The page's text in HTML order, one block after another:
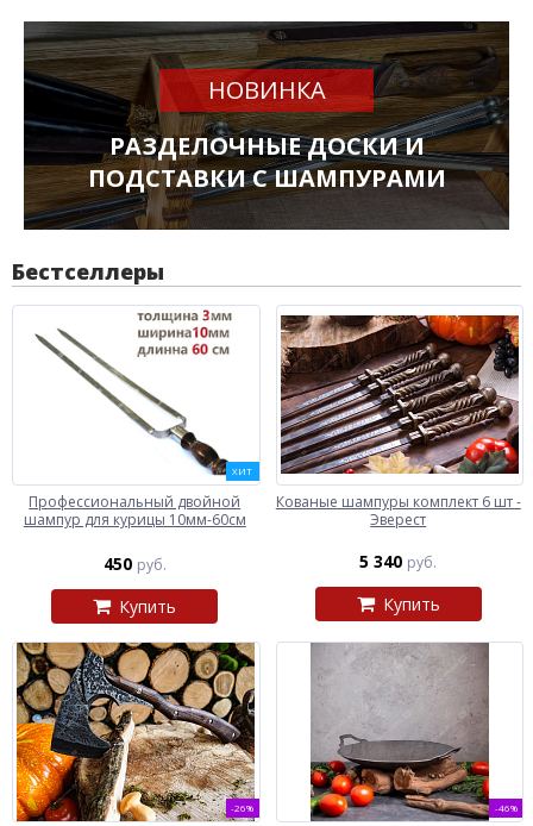
НОВИНКА
РАЗДЕЛОЧНЫЕ ДОСКИ И
ПОДСТАВКИ С ШАМПУРАМИ
Бестселлеры
ХИТ
Профессиональный двойной
шампур для курицы 10мм-60см
450 руб.
Купить
Кованые шампуры комплект 6 шт -
Эверест
5 340 руб.
Купить
-26% -46%